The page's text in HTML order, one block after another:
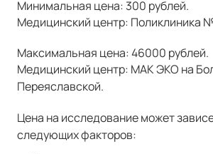
Минимальная цена: 300 рублей.
Медицинский центр: Поликлиника
Максимальная цена: 46000 рублей.
Медицинский центр: МАК ЭКО на
Переяславской.
Цена на исследование может
следующих факторов: